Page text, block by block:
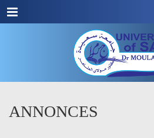
Menu
ANNONCES